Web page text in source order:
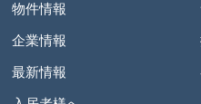
物件情報
企業情報
最新情報